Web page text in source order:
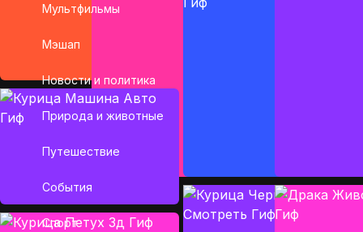
Мультфильмы
Мэшап
Новости и политика
Природа и животные
Путешествие
События
Спорт